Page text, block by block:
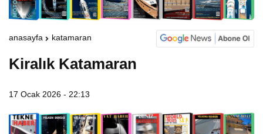
anasayfa katamaran
Kiralık Katamaran
17 Ocak 2026 - 22:13